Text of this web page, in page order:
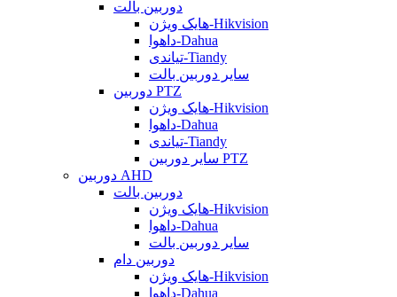
دوربین بالت
هایک ویژن-Hikvision
داهوا-Dahua
تیاندی-Tiandy
سایر دوربین بالت
دوربین PTZ
هایک ویژن-Hikvision
داهوا-Dahua
تیاندی-Tiandy
سایر دوربین PTZ
دوربین AHD
دوربین بالت
هایک ویژن-Hikvision
داهوا-Dahua
سایر دوربین بالت
دوربین دام
هایک ویژن-Hikvision
داهوا-Dahua